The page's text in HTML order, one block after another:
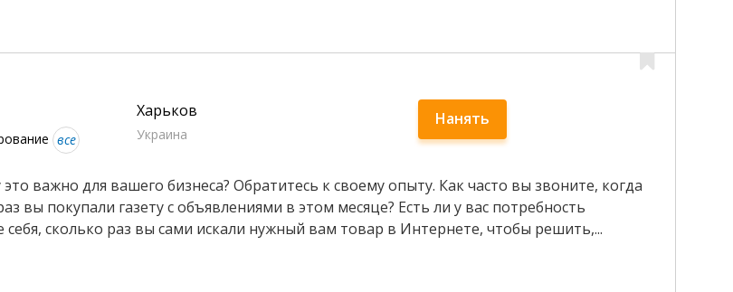
все
Харьков
Украина
Нанять
важно для вашего бизнеса? Обратитесь к своему опыту. Как часто вы звоните, когда
покупали газету с объявлениями в этом месяце? Есть ли у вас потребность
себя, сколько раз вы сами искали нужный вам товар в Интернете, чтобы решить,...